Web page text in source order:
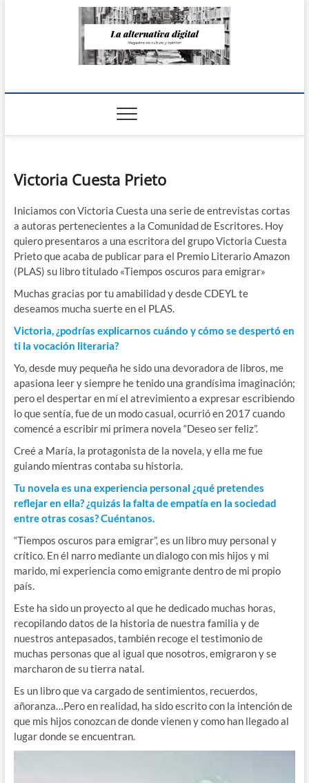
La Alternativa
Victoria Cuesta Prieto
Iniciamos con Victoria Cuesta una serie de entrevistas cortas
a autoras pertenecientes a la Comunidad de Escritores. Hoy
quiero presentaros a una escritora del grupo Victoria Cuesta
Prieto que acaba de publicar para el Premio Literario Amazon
(PLAS) su libro titulado «Tiempos oscuros para emigrar»
Muchas gracias por tu amabilidad y desde CDEYL te
deseamos mucha suerte en el PLAS.
Victoria, ¿podrías explicarnos cuándo y cómo se despertó en
ti la vocación literaria?
Yo, desde muy pequeña he sido una devoradora de libros, me
apasiona leer y siempre he tenido una grandísima imaginación;
pero el despertar en mí el atrevimiento a expresar escribiendo
lo que sentía, fue de un modo casual, ocurrió en 2017 cuando
comencé a escribir mi primera novela “Deseo ser feliz”.
Creé a María, la protagonista de la novela, y ella me fue
guiando mientras contaba su historia.
Tu novela es una experiencia personal ¿qué pretendes
reflejar en ella? ¿quizás la falta de empatía en la sociedad
entre otras cosas? Cuéntanos.
“Tiempos oscuros para emigrar”, es un libro muy personal y
crítico. En él narro mediante un dialogo con mis hijos y mi
marido, mi experiencia como emigrante dentro de mi propio
país.
Este ha sido un proyecto al que he dedicado muchas horas,
recopilando datos de la historia de nuestra familia y de
nuestros antepasados, también recoge el testimonio de
muchas personas que al igual que nosotros, emigraron y se
marcharon de su tierra natal.
Es un libro que va cargado de sentimientos, recuerdos,
añoranza…Pero en realidad, ha sido escrito con la intención de
que mis hijos conozcan de donde vienen y como han llegado al
lugar donde se encuentran.